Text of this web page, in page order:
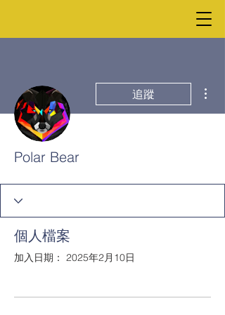
追蹤
Polar Bear
個人檔案
加入日期： 2025年2月10日